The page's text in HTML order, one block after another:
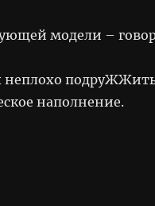
модели –
наполнение.